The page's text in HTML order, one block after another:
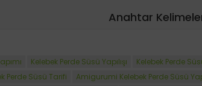
Anahtar
Kelebek Perde Süsü Yapılışı Kelebek Perde
Perde Süsü Tarifi Amigurumi Kelebek Perde Süsü